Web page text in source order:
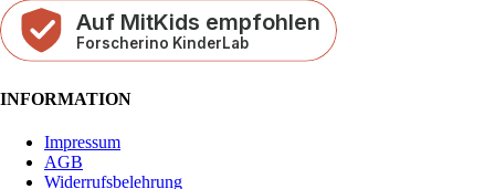
INFORMATION
Impressum
AGB
Widerrufsbelehrung